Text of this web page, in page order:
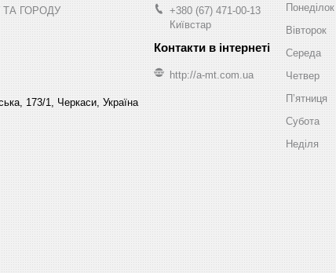
ГОРОДУ
173/1, Черкаси, Україна
+380 (67) 471-00-13
Київстар
http://a-mt.com.ua
Понеділок
Вівторок
Середа
Четвер
Пʼятниця
Субота
Неділя